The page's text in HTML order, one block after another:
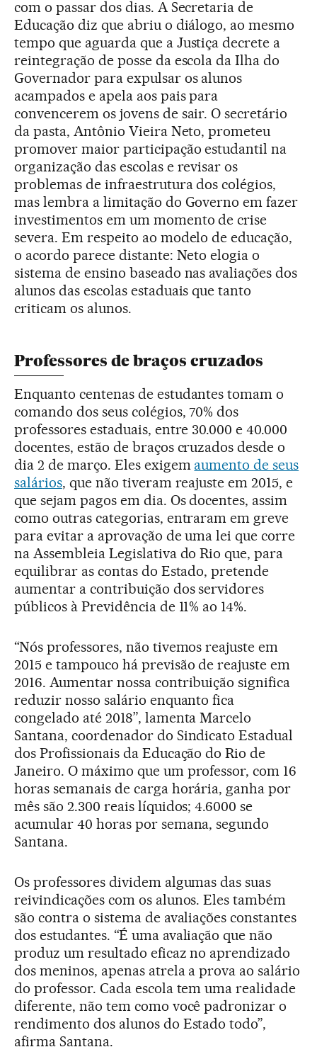
com o passar dos dias. A Secretaria de
Educação diz que abriu o diálogo, ao mesmo
tempo que aguarda que a Justiça decrete a
reintegração de posse da escola da Ilha do
Governador para expulsar os alunos
acampados e apela aos pais para
convencerem os jovens de sair. O secretário
da pasta, Antônio Vieira Neto, prometeu
promover maior participação estudantil na
organização das escolas e revisar os
problemas de infraestrutura dos colégios,
mas lembra a limitação do Governo em fazer
investimentos em um momento de crise
severa. Em respeito ao modelo de educação,
o acordo parece distante: Neto elogia o
sistema de ensino baseado nas avaliações dos
alunos das escolas estaduais que tanto
criticam os alunos.
Professores de braços cruzados
Enquanto centenas de estudantes tomam o
comando dos seus colégios, 70% dos
professores estaduais, entre 30.000 e 40.000
docentes, estão de braços cruzados desde o
dia 2 de março. Eles exigem aumento de seus
salários, que não tiveram reajuste em 2015, e
que sejam pagos em dia. Os docentes, assim
como outras categorias, entraram em greve
para evitar a aprovação de uma lei que corre
na Assembleia Legislativa do Rio que, para
equilibrar as contas do Estado, pretende
aumentar a contribuição dos servidores
públicos à Previdência de 11% ao 14%.
“Nós professores, não tivemos reajuste em
2015 e tampouco há previsão de reajuste em
2016. Aumentar nossa contribuição significa
reduzir nosso salário enquanto fica
congelado até 2018”, lamenta Marcelo
Santana, coordenador do Sindicato Estadual
dos Profissionais da Educação do Rio de
Janeiro. O máximo que um professor, com 16
horas semanais de carga horária, ganha por
mês são 2.300 reais líquidos; 4.6000 se
acumular 40 horas por semana, segundo
Santana.
Os professores dividem algumas das suas
reivindicações com os alunos. Eles também
são contra o sistema de avaliações constantes
dos estudantes. “É uma avaliação que não
produz um resultado eficaz no aprendizado
dos meninos, apenas atrela a prova ao salário
do professor. Cada escola tem uma realidade
diferente, não tem como você padronizar o
rendimento dos alunos do Estado todo”,
afirma Santana.